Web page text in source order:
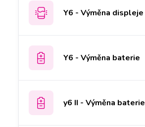
Y6 - Výměna displeje
Y6 - Výměna baterie
y6 II - Výměna baterie